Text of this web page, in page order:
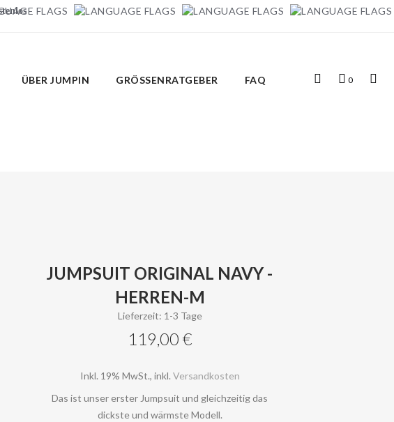
Mein
0
ÜBER JUMPIN GRÖSSENRATGEBER FAQ
JUMPSUIT ORIGINAL NAVY -
HERREN-M
Lieferzeit: 1-3 Tage
119,00 €
Inkl. 19% MwSt., inkl. Versandkosten
Das ist unser erster Jumpsuit und gleichzeitig das
dickste und wärmste Modell.